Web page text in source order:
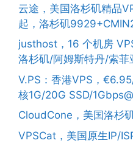
云途，美国洛杉矶精品
起，洛杉矶
justhost，16 个机房
洛杉矶/阿姆斯特丹/索菲
V.PS：香港VPS，
核1G/20G SSD/
CloudCone，美国洛杉
VPSCat，美国原生IP/